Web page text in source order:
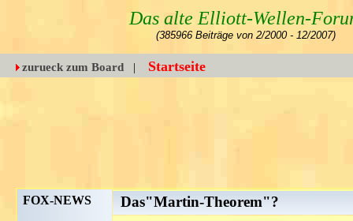
Das alte Elliott-Wellen-
(385966 Beiträge von 2/2000 - 12/2007)
zurueck zum Board | Startseite
FOX-NEWS Das"Martin-Theorem"?